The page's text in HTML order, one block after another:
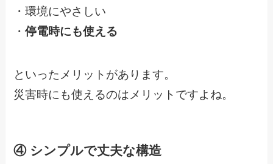
・環境にやさしい
・停電時にも使える
といったメリットがあります。
災害時にも使えるのはメリットですよね。
④ シンプルで丈夫な構造